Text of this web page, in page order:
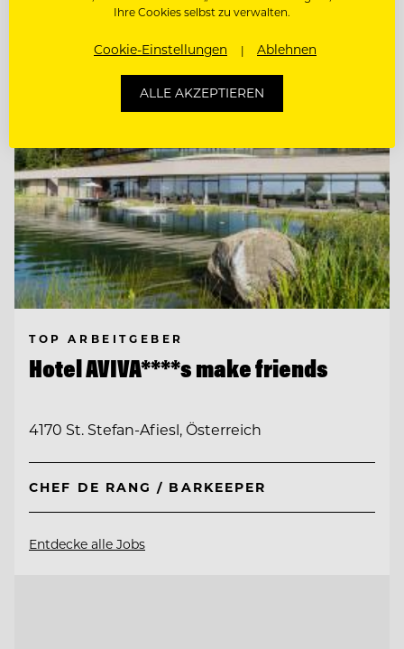
TOP ARBEITGEBER
Hotel AVIVA****s make friends
4170 St. Stefan-Afiesl, Österreich
CHEF DE RANG / BARKEEPER
Entdecke alle Jobs
Ihre Cookies selbst zu verwalten.
Cookie-Einstellungen Ablehnen
ALLE AKZEPTIEREN